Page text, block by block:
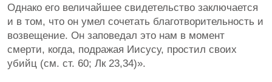
Однако его величайшее свидетельство заключается
и в том, что он умел сочетать благотворительность и
возвещение. Он заповедал это нам в момент
смерти, когда, подражая Иисусу, простил своих
убийц (см. ст. 60; Лк 23,34)».